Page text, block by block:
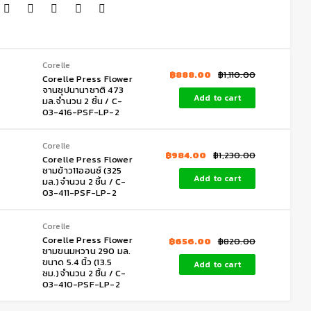
Corelle
Corelle Press Flower
จานซุปนานาชาติ 473
มล.จำนวน 2 ชิ้น / C-
03-416-PSF-LP-2
฿1,110.00
฿888.00
Add to cart
Corelle
Corelle Press Flower
ชามข้าว11ออนซ์ (325
มล.)จำนวน 2 ชิ้น / C-
03-411-PSF-LP-2
฿1,230.00
฿984.00
Add to cart
Corelle
Corelle Press Flower
ชามขนมหวาน 290 มล.
ขนาด 5.4 นิ้ว (13.5
ซม.)จำนวน 2 ชิ้น / C-
03-410-PSF-LP-2
฿820.00
฿656.00
Add to cart